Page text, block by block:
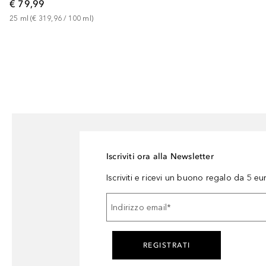
€ 79,99
25 ml (€ 319,96 / 100 ml )
Iscriviti ora alla Newsletter
Iscriviti e ricevi un buono regalo da 5
Indirizzo email *
REGISTRATI